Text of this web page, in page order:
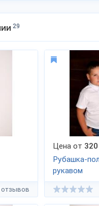
29
отзывов
Цена от 320
Рубашка-
рукавом